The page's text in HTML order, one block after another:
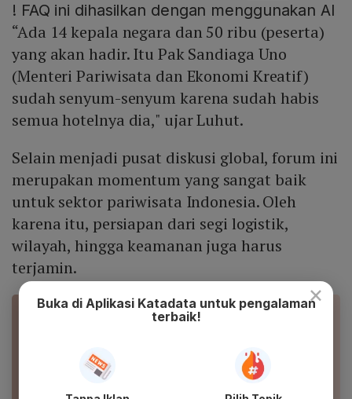
! FAQ ini dihasilkan dengan menggunakan AI
“Ada 14 kepala negara dan 50 ribu (peserta)
yang akan hadir. Itu Pak Sandiaga Uno
(Menteri Pariwisata dan Ekonomi Kreatif)
sudah senyum-senyum karena sudah habis
semua hotelnya dia," ujar Luhut.
Selain menjadi pusat diskusi global, forum ini
merupakan momentum yang sangat baik
untuk sektor pariwisata Indonesia. Oleh
karena itu, persiapan dari segi logistik,
wilayah, hingga keamanan juga harus
terjamin.
Kapasitas Pengendalian Banjir
ESDM Sebut World Water Forum Bisa Buka Jalan
×
Buka di Aplikasi Katadata untuk pengalaman
terbaik!